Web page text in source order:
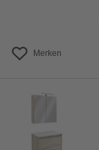
Merken